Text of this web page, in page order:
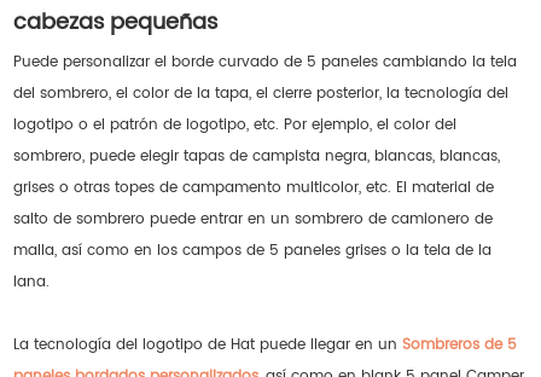
cabezas pequeñas
Puede personalizar el borde curvado de 5 paneles cambiando la tela
del sombrero, el color de la tapa, el cierre posterior, la tecnología del
logotipo o el patrón de logotipo, etc. Por ejemplo, el color del
sombrero, puede elegir tapas de campista negra, blancas, blancas,
grises o otras topes de campamento multicolor, etc. El material de
salto de sombrero puede entrar en un sombrero de camionero de
malla, así como en los campos de 5 paneles grises o la tela de la
lana.
La tecnología del logotipo de Hat puede llegar en unSombreros de 5